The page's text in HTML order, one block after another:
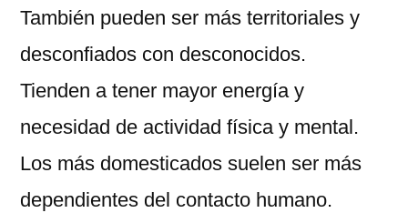
También pueden ser más territoriales y
desconfiados con desconocidos.
Tienden a tener mayor energía y
necesidad de actividad física y mental.
Los más domesticados suelen ser más
dependientes del contacto humano.